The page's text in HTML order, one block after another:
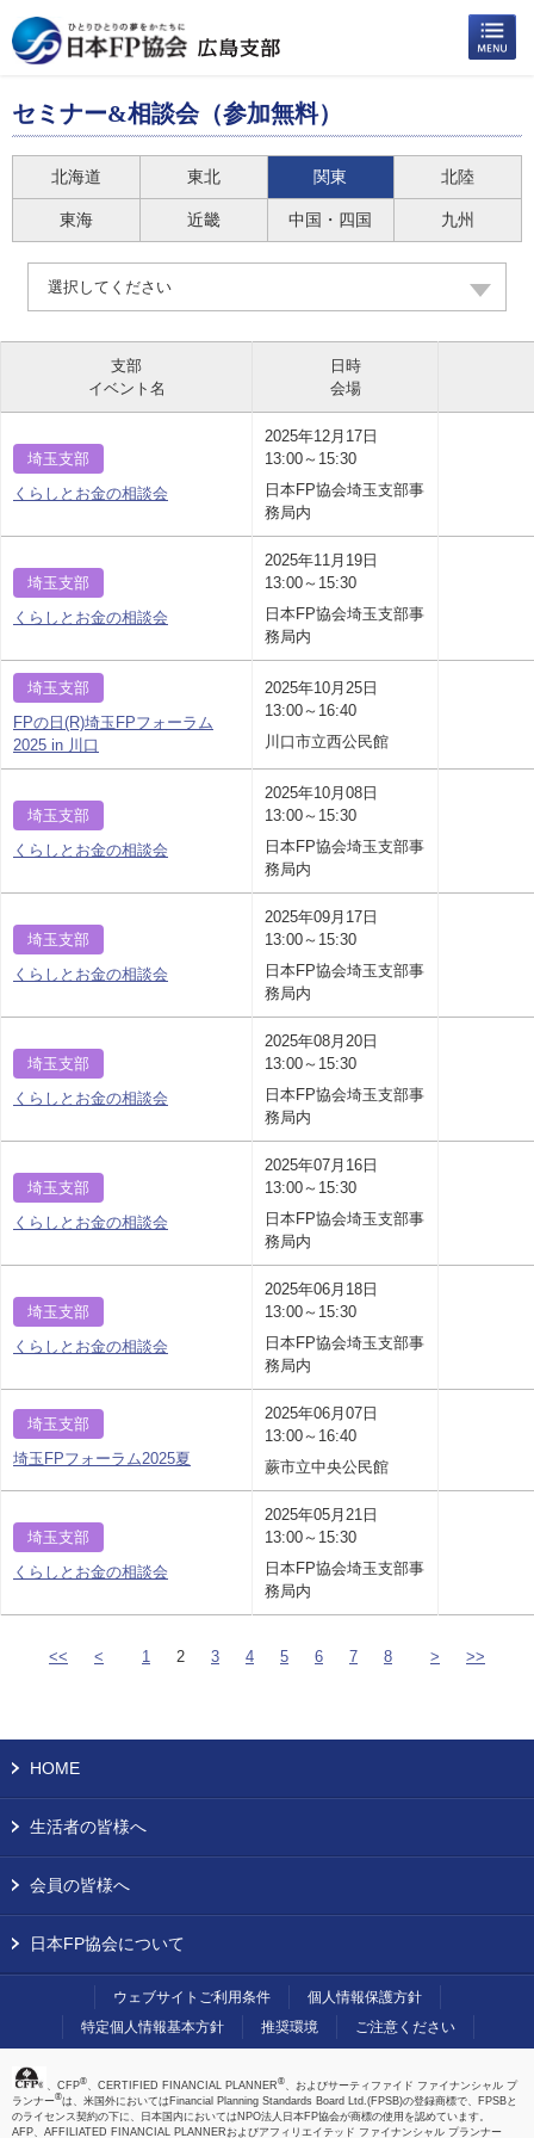
セミナー&相談会（参加無料）
北海道 東北 関東 北陸
東海 近畿 中国・四国 九州
選択してください
支部
イベント名
日時
会場
埼玉支部
くらしとお金の相談会
2025年12月17日
13:00～15:30
日本FP協会埼玉支部事
務局内
埼玉支部
くらしとお金の相談会
2025年11月19日
13:00～15:30
日本FP協会埼玉支部事
務局内
埼玉支部
FPの日(R)埼玉FPフォーラム
2025 in 川口
2025年10月25日
13:00～16:40
川口市立西公民館
埼玉支部
くらしとお金の相談会
2025年10月08日
13:00～15:30
日本FP協会埼玉支部事
務局内
埼玉支部
くらしとお金の相談会
2025年09月17日
13:00～15:30
日本FP協会埼玉支部事
務局内
埼玉支部
くらしとお金の相談会
2025年08月20日
13:00～15:30
日本FP協会埼玉支部事
務局内
埼玉支部
くらしとお金の相談会
2025年07月16日
13:00～15:30
日本FP協会埼玉支部事
務局内
埼玉支部
くらしとお金の相談会
2025年06月18日
13:00～15:30
日本FP協会埼玉支部事
務局内
埼玉支部
埼玉FPフォーラム2025夏
2025年06月07日
13:00～16:40
蕨市立中央公民館
埼玉支部
くらしとお金の相談会
2025年05月21日
13:00～15:30
日本FP協会埼玉支部事
務局内
<< < 1 2 3 4 5 6 7 8 > >>
HOME
生活者の皆様へ
会員の皆様へ
日本FP協会について
ウェブサイトご利用条件
個人情報保護方針
特定個人情報基本方針
推奨環境 ご注意ください
、CFP®、CERTIFIED FINANCIAL PLANNER®、およびサーティファイド ファイナンシャル プ
ランナー®は、米国外においてはFinancial Planning Standards Board Ltd.(FPSB)の登録商標で、FPSBと
のライセンス契約の下に、日本国内においてはNPO法人日本FP協会が商標の使用を認めています。
AFP、AFFILIATED FINANCIAL PLANNERおよびアフィリエイテッド ファイナンシャル プランナー